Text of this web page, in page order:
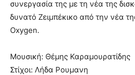
συνεργασία της με τη νέα της
δυνατό Ζειμπέκικο από την νέα
Oxygen.
Μουσική: Θέμης Καραμουρατίδης
Στίχοι: Λήδα Ρουμανη